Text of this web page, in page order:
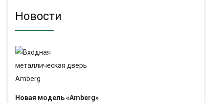
Новости
Новая модель «Amberg»